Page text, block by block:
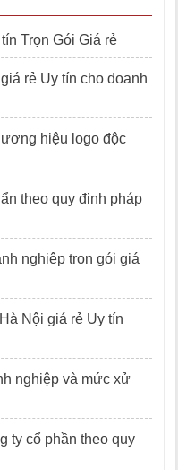
Trọn Gói Giá rẻ
rẻ Uy tín cho doanh
hiệu logo độc
theo quy định pháp
nghiệp trọn gói giá
Nội giá rẻ Uy tín
nghiệp và mức xử
ty cổ phần theo quy